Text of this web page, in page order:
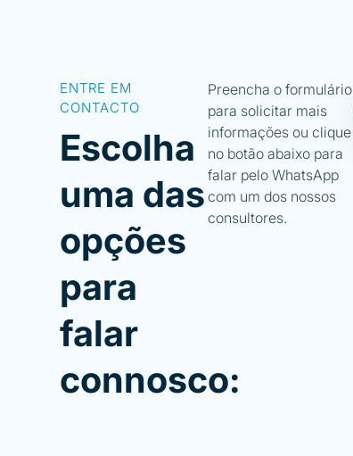
ENTRE EM
CONTACTO
Escolha
uma das
opções
para
falar
connosco:
Preencha o formulário
para solicitar mais
informações ou clique
no botão abaixo para
falar pelo WhatsApp
com um dos nossos
consultores.